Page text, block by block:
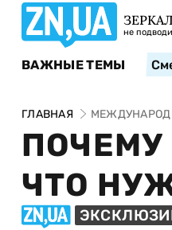
не
ВАЖНЫЕ ТЕМЫ
ГЛАВНАЯ
ЧТО